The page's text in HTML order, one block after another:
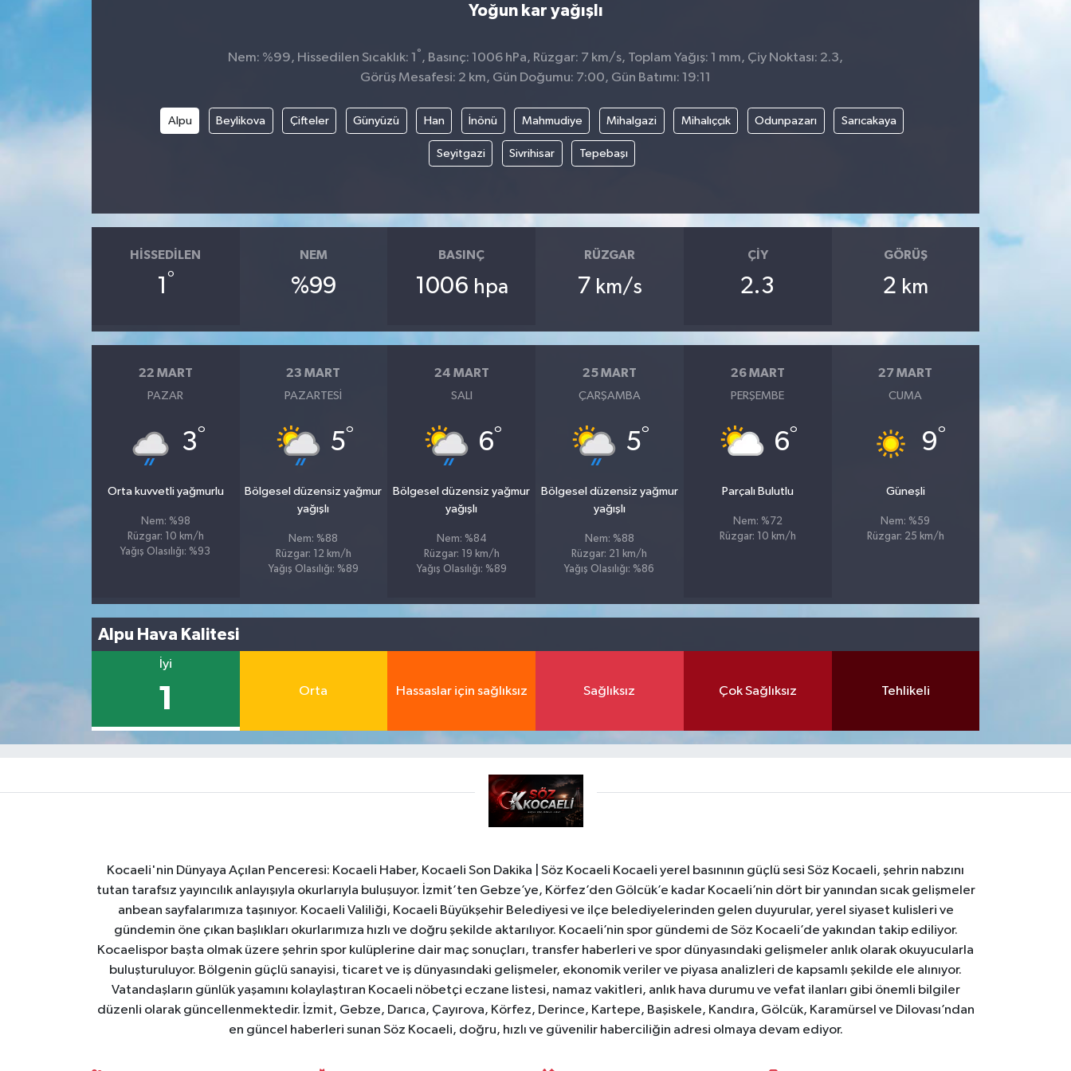
Yoğun kar yağışlı
Nem: %99, Hissedilen Sıcaklık: 1 ° , Basınç: 1006 hPa, Rüzgar: 7 km/s, Toplam Yağış: 1 mm, Çiy Noktası: 2.3,
Görüş Mesafesi: 2 km, Gün Doğumu: 7:00, Gün Batımı: 19:11
Alpu Beylikova Çifteler Günyüzü Han İnönü Mahmudiye Mihalgazi Mihalıççık Odunpazarı Sarıcakaya
Seyitgazi Sivrihisar Tepebaşı
HISSEDILEN
1°
NEM
%99
BASINÇ
1006 hpa
RÜZGAR
7 km/s
ÇIY
2.3
GÖRÜŞ
2 km
22 MART
PAZAR
3°
Orta kuvvetli yağmurlu
Nem: %98
Rüzgar: 10 km/h
Yağış Olasılığı: %93
23 MART
PAZARTESI
5°
Bölgesel düzensiz yağmur
yağışlı
Nem: %88
Rüzgar: 12 km/h
Yağış Olasılığı: %89
24 MART
SALI
6°
Bölgesel düzensiz yağmur
yağışlı
Nem: %84
Rüzgar: 19 km/h
Yağış Olasılığı: %89
25 MART
ÇARŞAMBA
5°
Bölgesel düzensiz yağmur
yağışlı
Nem: %88
Rüzgar: 21 km/h
Yağış Olasılığı: %86
26 MART
PERŞEMBE
6°
Parçalı Bulutlu
Nem: %72
Rüzgar: 10 km/h
27 MART
CUMA
9°
Güneşli
Nem: %59
Rüzgar: 25 km/h
Alpu Hava Kalitesi
İyi
1 Orta Hassaslar için sağlıksız Sağlıksız Çok Sağlıksız Tehlikeli
Kocaeli'nin Dünyaya Açılan Penceresi: Kocaeli Haber, Kocaeli Son Dakika | Söz Kocaeli Kocaeli yerel basınının güçlü sesi Söz Kocaeli, şehrin nabzını
tutan tarafsız yayıncılık anlayışıyla okurlarıyla buluşuyor. İzmit’ten Gebze’ye, Körfez’den Gölcük’e kadar Kocaeli’nin dört bir yanından sıcak gelişmeler
anbean sayfalarımıza taşınıyor. Kocaeli Valiliği, Kocaeli Büyükşehir Belediyesi ve ilçe belediyelerinden gelen duyurular, yerel siyaset kulisleri ve
gündemin öne çıkan başlıkları okurlarımıza hızlı ve doğru şekilde aktarılıyor. Kocaeli’nin spor gündemi de Söz Kocaeli’de yakından takip ediliyor.
Kocaelispor başta olmak üzere şehrin spor kulüplerine dair maç sonuçları, transfer haberleri ve spor dünyasındaki gelişmeler anlık olarak okuyucularla
buluşturuluyor. Bölgenin güçlü sanayisi, ticaret ve iş dünyasındaki gelişmeler, ekonomik veriler ve piyasa analizleri de kapsamlı şekilde ele alınıyor.
Vatandaşların günlük yaşamını kolaylaştıran Kocaeli nöbetçi eczane listesi, namaz vakitleri, anlık hava durumu ve vefat ilanları gibi önemli bilgiler
düzenli olarak güncellenmektedir. İzmit, Gebze, Darıca, Çayırova, Körfez, Derince, Kartepe, Başiskele, Kandıra, Gölcük, Karamürsel ve Dilovası’ndan
en güncel haberleri sunan Söz Kocaeli, doğru, hızlı ve güvenilir haberciliğin adresi olmaya devam ediyor.